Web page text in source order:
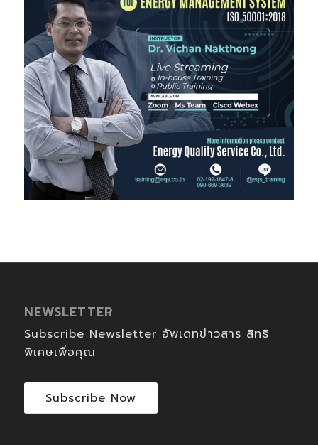
NEWSLETTER
Subscribe Newsletter อัพเดทข่าวสาร สิทธิ
พิเศษเพื่อคุณ
Subscribe Now